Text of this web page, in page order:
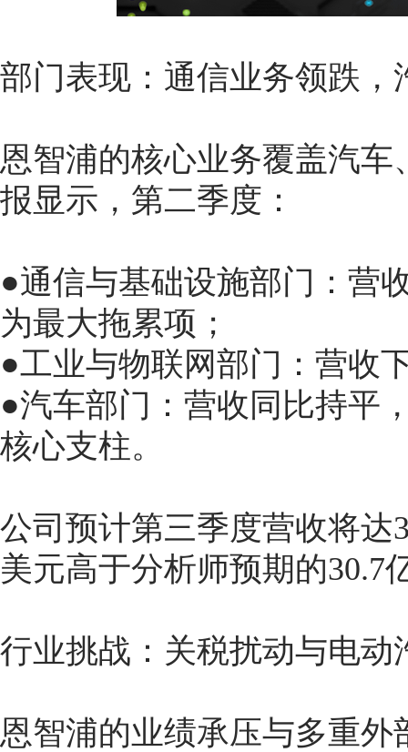
部门表现：通信业务领跌，
恩智浦的核心业务覆盖汽
报显示，第二季度：
●通信与基础设施部门：营
为最大拖累项；
●工业与物联网部门：营收
●汽车部门：营收同比持平
核心支柱。
公司预计第三季度营收将达
美元高于分析师预期的30.7
行业挑战：关税扰动与电动
恩智浦的业绩承压与多重